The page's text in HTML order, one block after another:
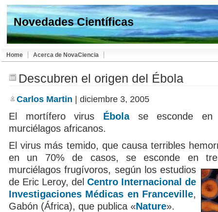
Novedades Científicas
Home Acerca de NovaCiencia
Descubren el origen del Ébola
Carlos Martin | diciembre 3, 2005
El mortífero virus Ébolase esconde en
murciélagos africanos.
El virus más temido, que causa terribles
en un 70% de casos, se esconde en
murciélagos frugívoros, según los estudios
de Eric Leroy, del Centro Internacional de
Investigaciones Médicas en Franceville,
Gabón (África), que publica «Nature».